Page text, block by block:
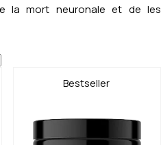
la mort neuronale et de les
Bestseller